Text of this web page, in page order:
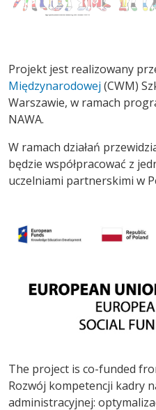
Projekt jest realizowany
Międzynarodowej (CWM)
Warszawie, w ramach
NAWA.
W ramach działań
będzie współpracować z
uczelniami partnerskimi w
The project is co-funded
Rozwój kompetencji kadry
administracyjnej: